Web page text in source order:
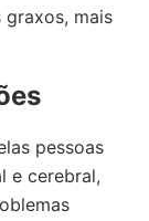
mais
pessoas
e cerebral,